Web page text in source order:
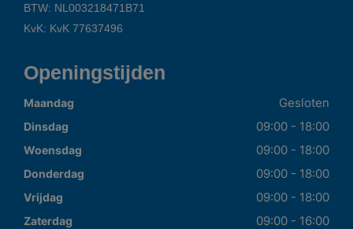
BTW: NL003218471B71
KvK: KvK 77637496
Openingstijden
Maandag Gesloten
Dinsdag 09:00 - 18:00
Woensdag 09:00 - 18:00
Donderdag 09:00 - 18:00
Vrijdag 09:00 - 18:00
Zaterdag 09:00 - 16:00